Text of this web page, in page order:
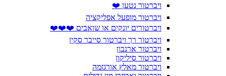
ויברטור נטען ❤️
ויברטור מופעל אפליקציה
ויברטורים יונקים או שואבים ❤️❤️❤️
ויברטור רך ויברטור סייבר סקין
ויברטור ארנבון
ויברטור סיליקון
ויברטור מאלץ אורגזמה